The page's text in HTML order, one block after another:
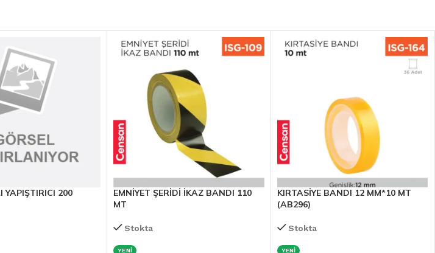
YAPIŞTIRICI 200
EMNİYET ŞERİDİ İKAZ BANDI 110
MT
Stokta
YENİ
KIRTASİYE BANDI 12 MM*10 MT
(AB296)
Stokta
YENİ